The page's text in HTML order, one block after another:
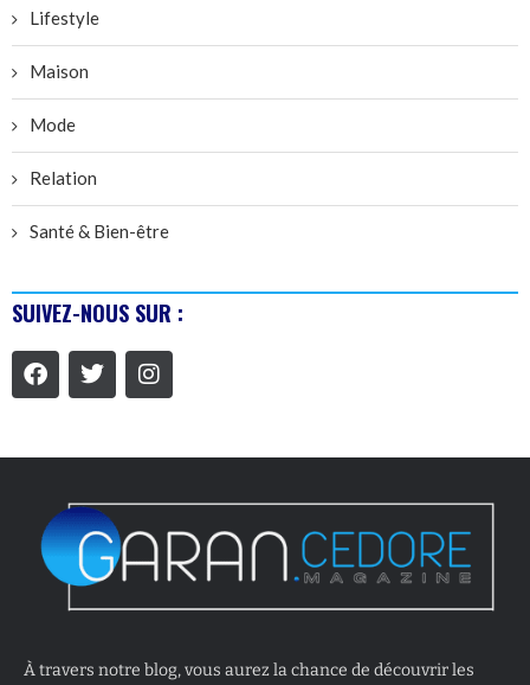
Lifestyle
Maison
Mode
Relation
Santé & Bien-être
SUIVEZ-NOUS SUR :
À travers notre blog, vous aurez la chance de découvrir les